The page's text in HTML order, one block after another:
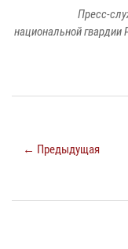
Пресс-
национальной
← Предыдущая